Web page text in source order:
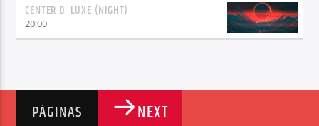
CENTER D´LUXE (NIGHT)
20:00
PÁGINAS NEXT